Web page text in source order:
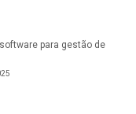
para gestão de